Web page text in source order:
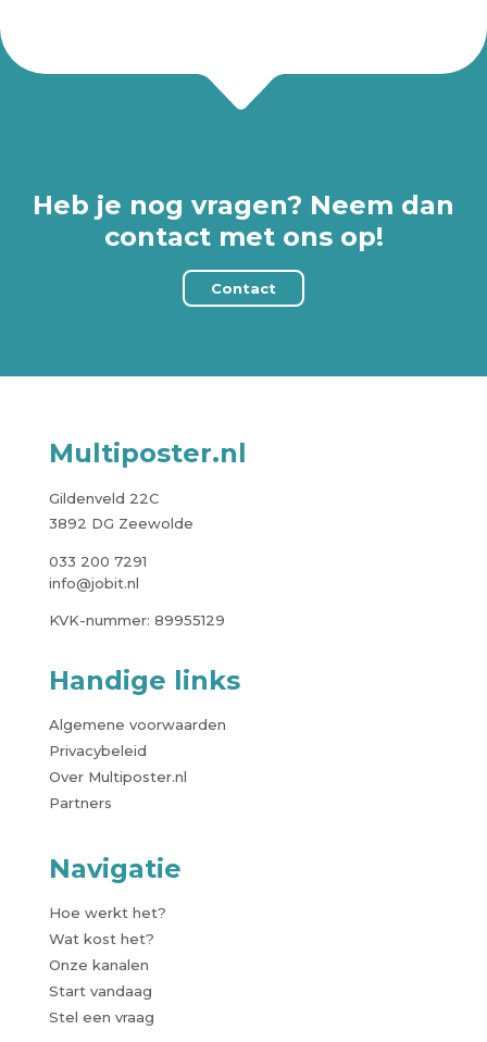
Heb je nog vragen? Neem dan
contact met ons op!
Contact
Multiposter.nl
Gildenveld 22C
3892 DG Zeewolde
033 200 7291
info@jobit.nl
KVK-nummer: 89955129
Handige links
Algemene voorwaarden
Privacybeleid
Over Multiposter.nl
Partners
Navigatie
Hoe werkt het?
Wat kost het?
Onze kanalen
Start vandaag
Stel een vraag